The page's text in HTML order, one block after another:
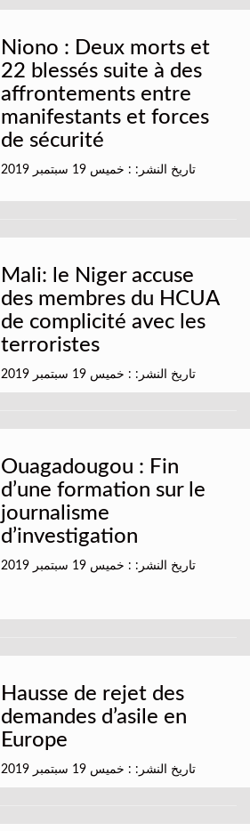
Niono : Deux morts et
22 blessés suite à des
affrontements entre
manifestants et forces
de sécurité
تاريخ النشر: : خميس 19 سبتمبر 2019
Mali: le Niger accuse
des membres du HCUA
de complicité avec les
terroristes
تاريخ النشر: : خميس 19 سبتمبر 2019
Ouagadougou : Fin
d’une formation sur le
journalisme
d’investigation
تاريخ النشر: : خميس 19 سبتمبر 2019
Hausse de rejet des
demandes d’asile en
Europe
تاريخ النشر: : خميس 19 سبتمبر 2019